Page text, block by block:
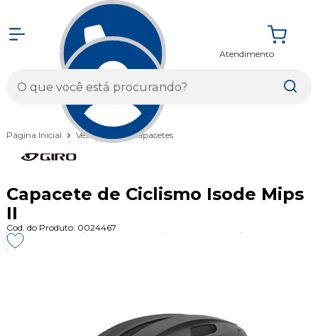
Atendimento
Página Inicial Vestuários Capacetes
Capacete de Ciclismo Isode Mips
II
Cod. do Produto: 0024467